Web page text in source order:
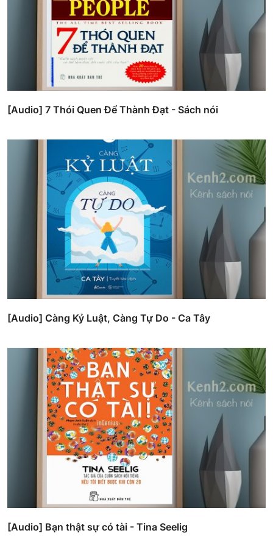
[Audio] 7 Thói Quen Để Thành Đạt - Sách nói
[Audio] Càng Kỷ Luật, Càng Tự Do - Ca Tây
[Audio] Bạn thật sự có tài - Tina Seelig